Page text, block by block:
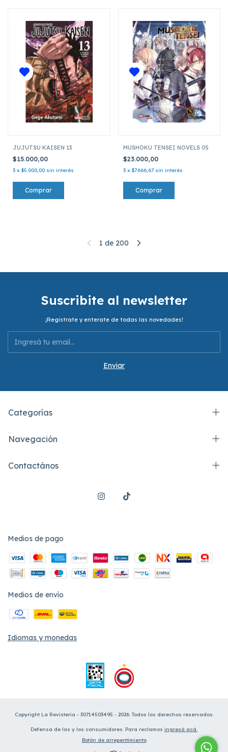
JUJUTSU KAISEN 13
$15.000,00
3 x $5.000,00 sin interés
MUSHOKU TENSEI NOVELS 05
$23.000,00
3 x $7.666,67 sin interés
1 de 200
Suscribite al newsletter
¡Registrate y enterate de todas las novedades!
Categorías
Navegación
Contactános
Medios de pago
Medios de envío
Idiomas y monedas
Copyright La Revisteria - 30714503495 - 2026. Todos los derechos reservados.
Defensa de las y los consumidores. Para reclamos ingresá acá.
Botón de arrepentimiento